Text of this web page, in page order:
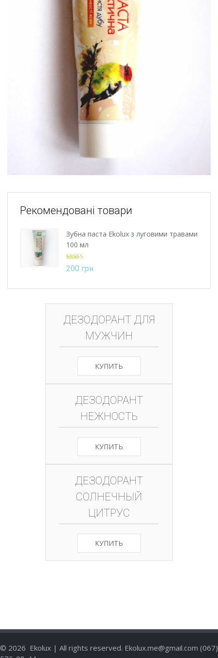
Рекомендовані товари
Зубна паста Ekolux з луговими травами
100 мл
Оцінено в
5.00з 5
200 грн
ДЕЗОДОРАНТ ДЛЯ
МУЖЧИН
КУПИТЬ
ДЕЗОДОРАНТ
НЕЖНОСТЬ
КУПИТЬ
ДЕЗОДОРАНТ
СОЛНЕЧНЫЙ
ЦИТРУС
КУПИТЬ
© 2026 Ekolux | All rights reserved. Ekolux.me@gmail.com (067)